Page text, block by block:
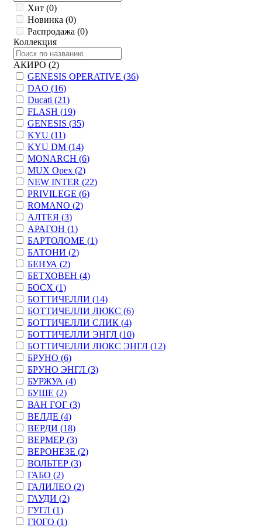
Хит (0)
Новинка (0)
Распродажа (0)
Коллекция
АКИРО (2)
GENESIS OPERATIVE (36)
DAO (16)
Ducati (21)
FLASH (19)
GENESIS (35)
KYU (11)
KYU DM (14)
MONARCH (6)
MUX Орех (2)
NEW INTER (22)
PRIVILEGE (6)
ROMANO (2)
АЛТЕЯ (3)
АРАГОН (1)
БАРТОЛОМЕ (1)
БАТОНИ (2)
БЕНУА (2)
БЕТХОВЕН (4)
БОСХ (1)
БОТТИЧЕЛЛИ (14)
БОТТИЧЕЛЛИ ЛЮКС (6)
БОТТИЧЕЛЛИ СЛИК (4)
БОТТИЧЕЛЛИ ЭНГЛ (10)
БОТТИЧЕЛЛИ ЛЮКС ЭНГЛ (12)
БРУНО (6)
БРУНО ЭНГЛ (3)
БУРЖУА (4)
БУШЕ (2)
ВАН ГОГ (3)
ВЕЛДЕ (4)
ВЕРДИ (18)
ВЕРМЕР (3)
ВЕРОНЕЗЕ (2)
ВОЛЬТЕР (3)
ГАБО (2)
ГАЛИЛЕО (2)
ГАУДИ (2)
ГУГЛ (1)
ГЮГО (1)